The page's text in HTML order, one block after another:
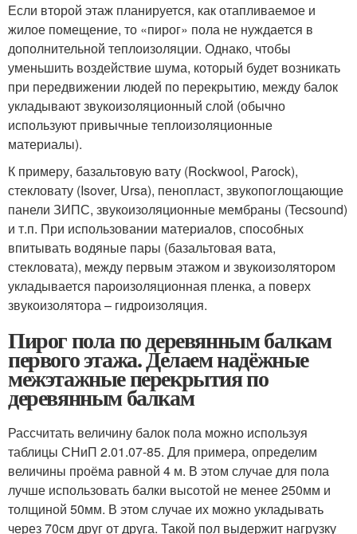
Если второй этаж планируется, как отапливаемое и
жилое помещение, то «пирог» пола не нуждается в
дополнительной теплоизоляции. Однако, чтобы
уменьшить воздействие шума, который будет возникать
при передвижении людей по перекрытию, между балок
укладывают звукоизоляционный слой (обычно
используют привычные теплоизоляционные
материалы).
К примеру, базальтовую вату (Rockwool, Parock),
стекловату (Isover, Ursa), пенопласт, звукопоглощающие
панели ЗИПС, звукоизоляционные мембраны (Tecsound)
и т.п. При использовании материалов, способных
впитывать водяные пары (базальтовая вата,
стекловата), между первым этажом и звукоизолятором
укладывается пароизоляционная пленка, а поверх
звукоизолятора – гидроизоляция.
Пирог пола по деревянным балкам
первого этажа. Делаем надёжные
межэтажные перекрытия по
деревянным балкам
Рассчитать величину балок пола можно используя
таблицы СНиП 2.01.07-85. Для примера, определим
величины проёма равной 4 м. В этом случае для пола
лучше использовать балки высотой не менее 250мм и
толщиной 50мм. В этом случае их можно укладывать
через 70см друг от друга. Такой пол выдержит нагрузку